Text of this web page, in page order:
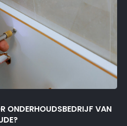
ONDERHOUDSBEDRIJF VAN